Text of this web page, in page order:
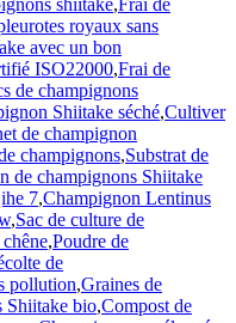
shiitake,Frai de
royaux sans
avec un bon
ISO22000,Frai de
de champignons
Shiitake séché,Cultiver
de champignon
champignons,Substrat de
de champignons Shiitake
7,Champignon Lentinus
,Sac de culture de
,Poudre de
de
pollution,Graines de
Shiitake bio,Compost de